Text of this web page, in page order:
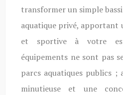
transformer un simple
aquatique privé, apportant
et sportive à votre
équipements ne sont pas
parcs aquatiques publics ;
minutieuse et une